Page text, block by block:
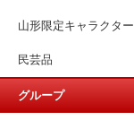
山形限定キャラクター
民芸品
グループ